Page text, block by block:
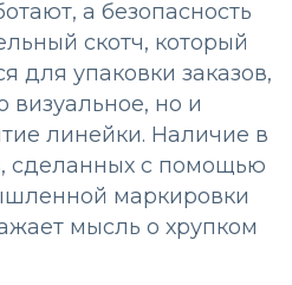
а безопасность
скотч, который
для упаковки заказов,
визуальное, но и
линейки. Наличие в
сделанных с помощью
маркировки
мысль о хрупком